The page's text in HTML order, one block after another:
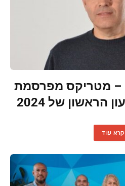
– מטריקס מפרסמת
הראשון של 2024
קרא עוד